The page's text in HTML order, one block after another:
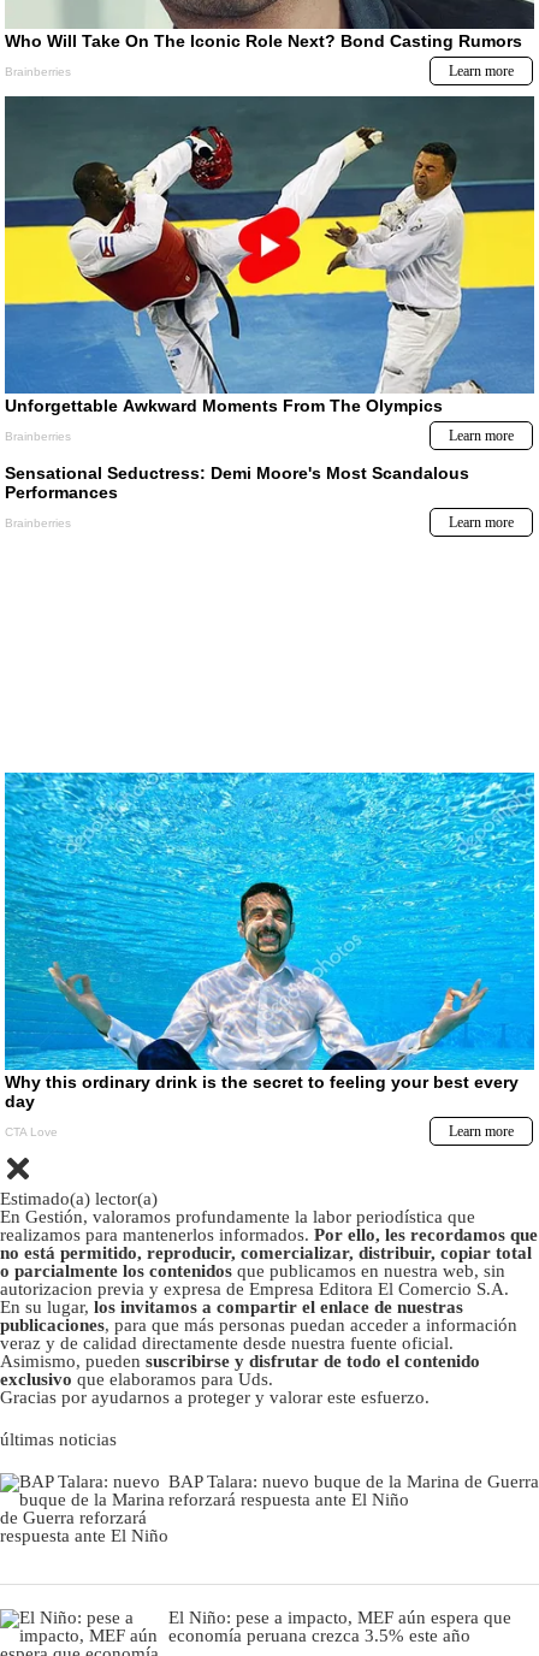
Estimado(a) lector(a)
En Gestión, valoramos profundamente la labor periodística que
realizamos para mantenerlos informados. Por ello, les recordamos que
no está permitido, reproducir, comercializar, distribuir, copiar total
o parcialmente los contenidos que publicamos en nuestra web, sin
autorizacion previa y expresa de Empresa Editora El Comercio S.A.
En su lugar, los invitamos a compartir el enlace de nuestras
publicaciones, para que más personas puedan acceder a información
veraz y de calidad directamente desde nuestra fuente oficial.
Asimismo, pueden suscribirse y disfrutar de todo el contenido
exclusivo que elaboramos para Uds.
Gracias por ayudarnos a proteger y valorar este esfuerzo.
últimas noticias
BAP Talara: nuevo buque de la Marina de Guerra
reforzará respuesta ante El Niño
El Niño: pese a impacto, MEF aún espera que
economía peruana crezca 3.5% este año